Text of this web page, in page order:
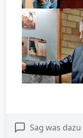
Sag was dazu